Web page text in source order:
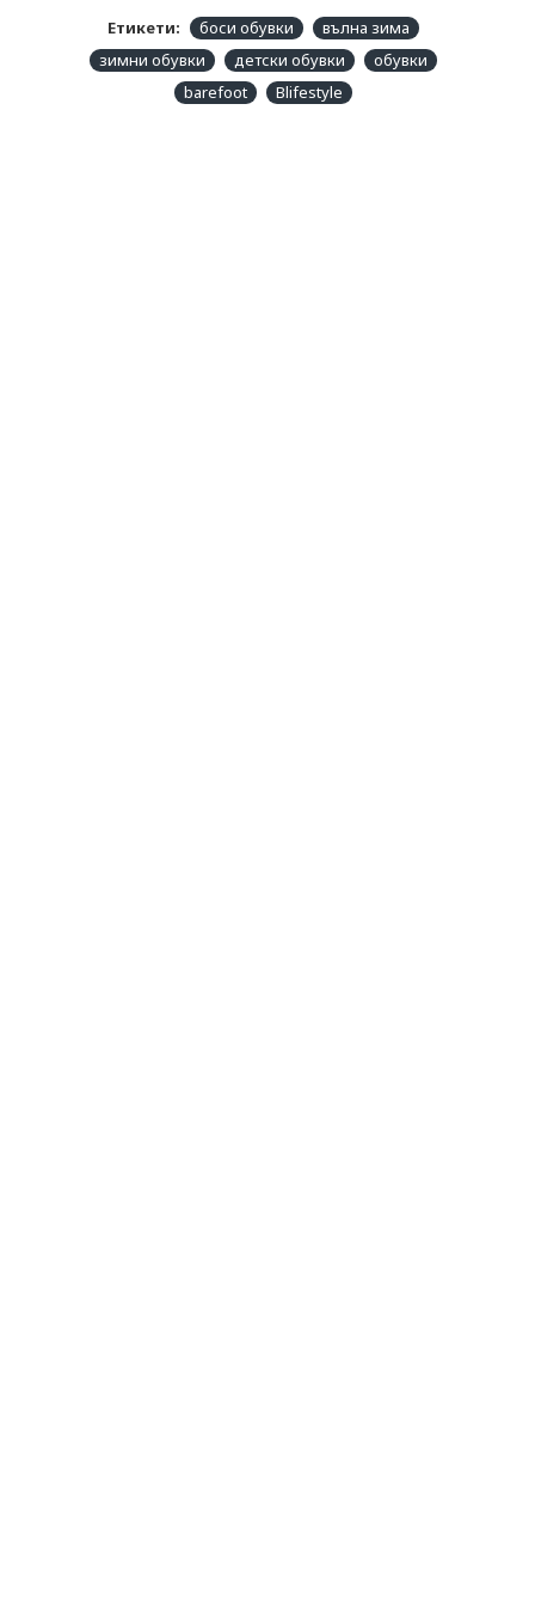
е производител на боси обувки със стремеж
Етикети: боси обувки
вълна зима
зимни обувки
детски обувки
обувки
barefoot
Blifestyle